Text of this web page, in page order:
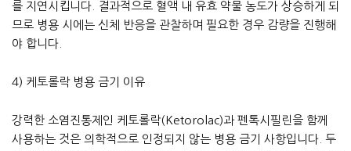
를 지연시킵니다. 결과적으로 혈액 내 유효 약물 농도가 상승하게 되
므로 병용 시에는 신체 반응을 관찰하며 필요한 경우 감량을 진행해
야 합니다.
4) 케토롤락 병용 금기 이유
강력한 소염진통제인 케토롤락(Ketorolac)과 펜톡시필린을 함께
사용하는 것은 의학적으로 인정되지 않는 병용 금기 사항입니다. 두